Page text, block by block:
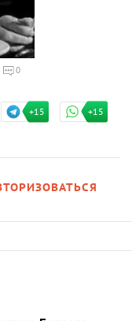
0
+15 +15